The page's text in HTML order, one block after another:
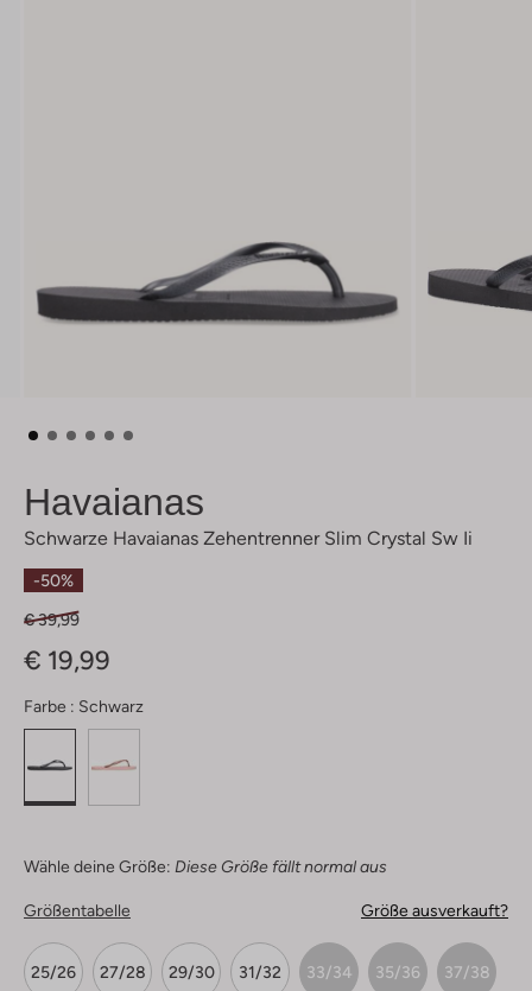
Havaianas
Schwarze Havaianas Zehentrenner Slim Crystal Sw Ii
-50%
€ 39,99
€ 19,99
Farbe : Schwarz
Wähle deine Größe: Diese Größe fällt normal aus
Größentabelle Größe ausverkauft?
25/26 27/28 29/30 31/32 33/34 35/36 37/38